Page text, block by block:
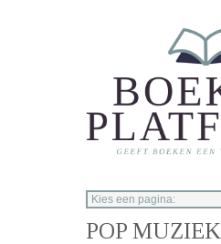
POP MUZIEK